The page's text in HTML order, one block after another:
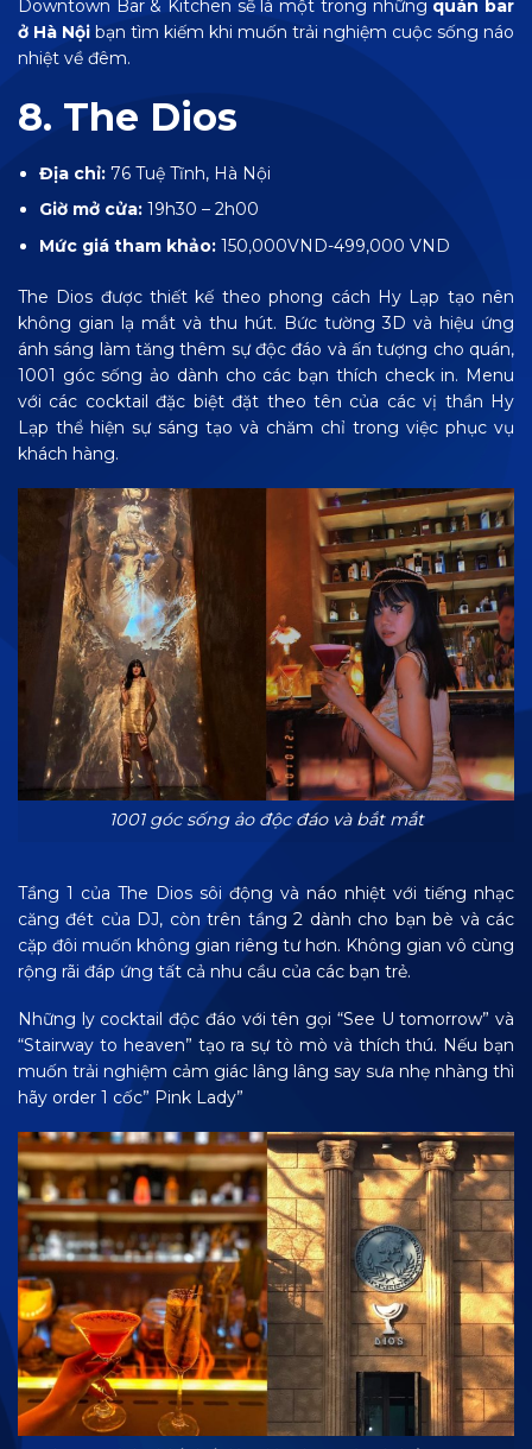
Downtown Bar & Kitchen sẽ là một trong những quán bar
ở Hà Nội bạn tìm kiếm khi muốn trải nghiệm cuộc sống náo
nhiệt về đêm.
8. The Dios
Địa chỉ: 76 Tuệ Tĩnh, Hà Nội
Giờ mở cửa: 19h30 – 2h00
Mức giá tham khảo:150,000VND-499,000 VND
The Dios được thiết kế theo phong cách Hy Lạp tạo nên
không gian lạ mắt và thu hút. Bức tường 3D và hiệu ứng
ánh sáng làm tăng thêm sự độc đáo và ấn tượng cho quán,
1001 góc sống ảo dành cho các bạn thích check in. Menu
với các cocktail đặc biệt đặt theo tên của các vị thần Hy
Lạp thể hiện sự sáng tạo và chăm chỉ trong việc phục vụ
khách hàng.
1001 góc sống ảo độc đáo và bắt mắt
Tầng 1 của The Dios sôi động và náo nhiệt với tiếng nhạc
căng đét của DJ, còn trên tầng 2 dành cho bạn bè và các
cặp đôi muốn không gian riêng tư hơn. Không gian vô cùng
rộng rãi đáp ứng tất cả nhu cầu của các bạn trẻ.
Những ly cocktail độc đáo với tên gọi “See U tomorrow” và
“Stairway to heaven” tạo ra sự tò mò và thích thú. Nếu bạn
muốn trải nghiệm cảm giác lâng lâng say sưa nhẹ nhàng thì
hãy order 1 cốc” Pink Lady”